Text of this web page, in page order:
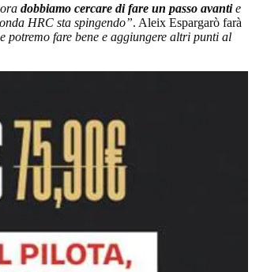
dobbiamo cercare di fare un passo avantie
HRC sta spingendo”. Aleix Espargarò farà
potremo fare bene e aggiungere altri punti al